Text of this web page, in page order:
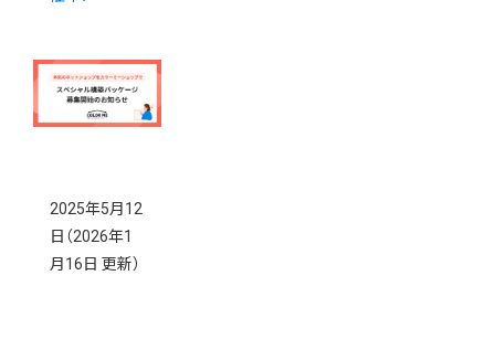
2025年5月12
日 （2026年1
月16日 更新）